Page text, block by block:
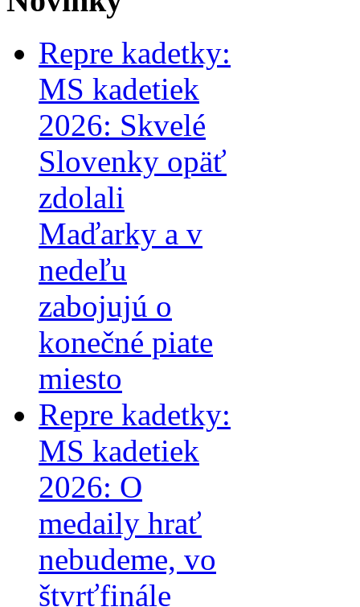
Repre kadetky:
MS kadetiek
2026: Skvelé
Slovenky opäť
zdolali
Maďarky a v
nedeľu
zabojujú o
konečné piate
miesto
Repre kadetky:
MS kadetiek
2026: O
medaily hrať
nebudeme, vo
štvrťfinále